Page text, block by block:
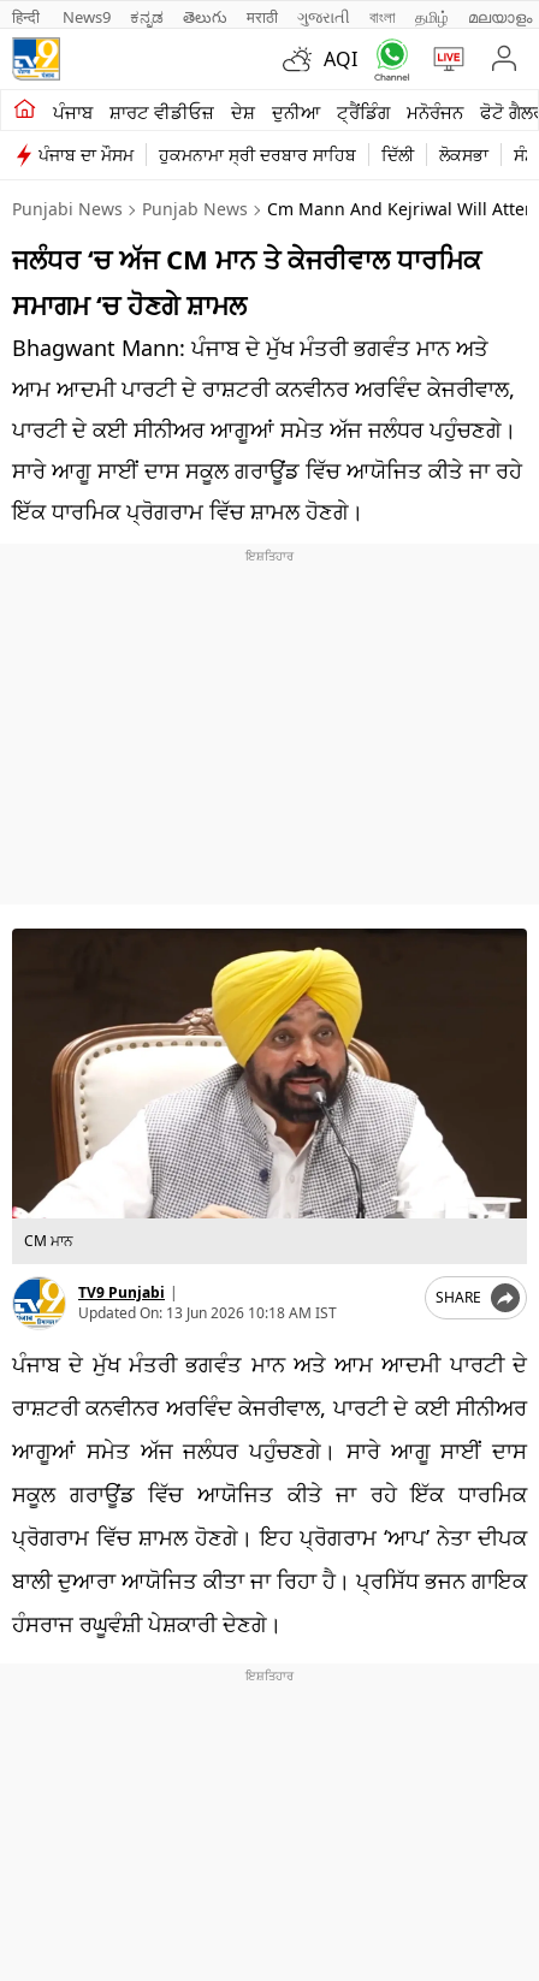
हिन्दी News9 ಕನ್ನಡ తెలుగు मराठी ગુજરાતી বাংলা தமிழ் മലയാളം
AQI
ਪੰਜਾਬ ਸ਼ਾਰਟ ਵੀਡੀਓਜ਼ ਦੇਸ਼ ਦੁਨੀਆ ਟ੍ਰੈਂਡਿੰਗ ਮਨੋਰੰਜਨ ਫੋਟੋ
ਪੰਜਾਬ ਦਾ ਮੌਸਮ ਹੁਕਮਨਾਮਾ ਸ੍ਰੀ ਦਰਬਾਰ ਸਾਹਿਬ ਦਿੱਲੀ ਲੋਕਸਭਾ
ਖੇਤੀਬਾੜੀ
ਸ਼ਾਰਟ ਵੀਡੀਓਜ਼
ਕਾਰੋਬਾਰ
ਕਰਿਅਰ
ਦੇਸ਼
ਲਾਈਫ ਸਟਾਈਲ
ਪੰਜਾਬ
Punjabi News Punjab News Cm Mann And Kejriwal Will
ਜਲੰਧਰ ‘ਚ ਅੱਜ CM ਮਾਨ ਤੇ ਕੇਜਰੀਵਾਲ ਧਾਰਮਿਕ
ਸਮਾਗਮ ‘ਚ ਹੋਣਗੇ ਸ਼ਾਮਲ
Bhagwant Mann: ਪੰਜਾਬ ਦੇ ਮੁੱਖ ਮੰਤਰੀ ਭਗਵੰਤ ਮਾਨ ਅਤੇ
ਆਮ ਆਦਮੀ ਪਾਰਟੀ ਦੇ ਰਾਸ਼ਟਰੀ ਕਨਵੀਨਰ ਅਰਵਿੰਦ ਕੇਜਰੀਵਾਲ,
ਪਾਰਟੀ ਦੇ ਕਈ ਸੀਨੀਅਰ ਆਗੂਆਂ ਸਮੇਤ ਅੱਜ ਜਲੰਧਰ ਪਹੁੰਚਣਗੇ।
ਸਾਰੇ ਆਗੂ ਸਾਈਂ ਦਾਸ ਸਕੂਲ ਗਰਾਊਂਡ ਵਿੱਚ ਆਯੋਜਿਤ ਕੀਤੇ ਜਾ ਰਹੇ
ਇੱਕ ਧਾਰਮਿਕ ਪ੍ਰੋਗਰਾਮ ਵਿੱਚ ਸ਼ਾਮਲ ਹੋਣਗੇ।
CM ਮਾਨ
TV9 Punjabi |
Updated On: 13 Jun 2026 10:18 AM IST
SHARE
ਪੰਜਾਬ ਦੇ ਮੁੱਖ ਮੰਤਰੀ ਭਗਵੰਤ ਮਾਨ ਅਤੇ ਆਮ ਆਦਮੀ ਪਾਰਟੀ ਦੇ
ਰਾਸ਼ਟਰੀ ਕਨਵੀਨਰ ਅਰਵਿੰਦ ਕੇਜਰੀਵਾਲ, ਪਾਰਟੀ ਦੇ ਕਈ ਸੀਨੀਅਰ
ਆਗੂਆਂ ਸਮੇਤ ਅੱਜ ਜਲੰਧਰ ਪਹੁੰਚਣਗੇ। ਸਾਰੇ ਆਗੂ ਸਾਈਂ ਦਾਸ
ਸਕੂਲ ਗਰਾਊਂਡ ਵਿੱਚ ਆਯੋਜਿਤ ਕੀਤੇ ਜਾ ਰਹੇ ਇੱਕ ਧਾਰਮਿਕ
ਪ੍ਰੋਗਰਾਮ ਵਿੱਚ ਸ਼ਾਮਲ ਹੋਣਗੇ। ਇਹ ਪ੍ਰੋਗਰਾਮ ‘ਆਪ’ ਨੇਤਾ ਦੀਪਕ
ਬਾਲੀ ਦੁਆਰਾ ਆਯੋਜਿਤ ਕੀਤਾ ਜਾ ਰਿਹਾ ਹੈ। ਪ੍ਰਸਿੱਧ ਭਜਨ ਗਾਇਕ
ਹੰਸਰਾਜ ਰਘੂਵੰਸ਼ੀ ਪੇਸ਼ਕਾਰੀ ਦੇਣਗੇ।